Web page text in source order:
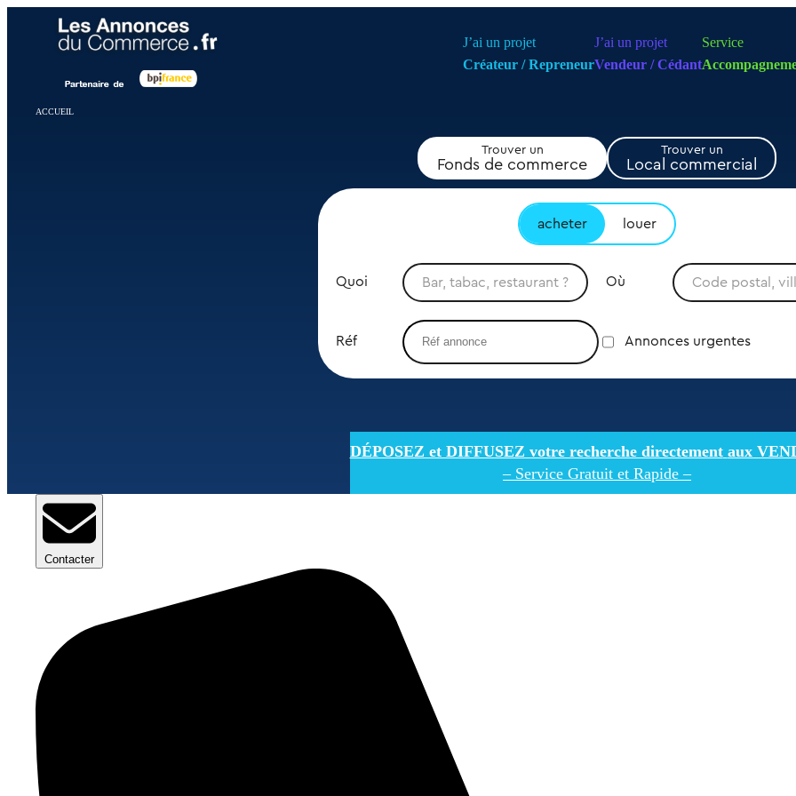
J’ai un projet
Créateur / Repreneur
J’ai un projet
Vendeur / Cédant
Service
ACCUEIL
Trouver un
Fonds de commerce
Trouver un
Local commercial
acheter louer
Quoi Où
Réf Annonces urgentes
DÉPOSEZ et DIFFUSEZ votre recherche directement aux
– Service Gratuit et Rapide –
Contacter
Panneau de gestion des cookies